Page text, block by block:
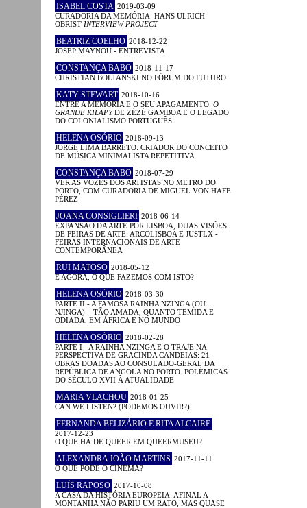
ISABEL COSTA 2019-03-09
CURADORIA DA MEMÓRIA: HANS ULRICH
OBRIST INTERVIEW PROJECT
BEATRIZ COELHO 2018-12-22
JOSEP MAYNOU - ENTREVISTA
CONSTANÇA BABO 2018-11-17
CHRISTIAN BOLTANSKI NO FÓRUM DO FUTURO
KATY STEWART 2018-10-16
ENTRE A MEMÓRIA E O SEU APAGAMENTO: O
GRANDE KILAPYDE ZÉZÉ GAMBOA E O LEGADO
DO COLONIALISMO PORTUGUÊS
HELENA OSÓRIO 2018-09-13
JORGE LIMA BARRETO: CRIADOR DO CONCEITO
DE MÚSICA MINIMALISTA REPETITIVA
CONSTANÇA BABO 2018-07-29
VER AS VOZES DOS ARTISTAS NO METRO DO
PORTO, COM CURADORIA DE MIGUEL VON HAFE
PÉREZ
JOANA CONSIGLIERI 2018-06-14
EXPANSÃO DA ARTE POR LISBOA, DUAS VISÕES
DE FEIRAS DE ARTE: ARCOLISBOA E JUSTLX -
FEIRAS INTERNACIONAIS DE ARTE
CONTEMPORÂNEA
RUI MATOSO 2018-05-12
E AGORA, O QUE FAZEMOS COM ISTO?
HELENA OSÓRIO 2018-03-30
PARTE II - A FAMOSA RAINHA NZINGA (OU
NJINGA) – TÃO AMADA, QUANTO TEMIDA E
ODIADA, EM ÁFRICA E NO MUNDO
HELENA OSÓRIO 2018-02-28
PARTE I - A RAINHA NZINGA E O TRAJE NA
PERSPECTIVA DE GRACINDA CANDEIAS: 21
OBRAS DOADAS AO CONSULADO-GERAL DA
REPÚBLICA DE ANGOLA NO PORTO. POLÉMICAS
DO SÉCULO XVII À ATUALIDADE
MARIA VLACHOU 2018-01-25
CAN WE LISTEN? (PODEMOS OUVIR?)
FERNANDA BELIZÁRIO E RITA ALCAIRE
2017-12-23
O QUE HÁ DE QUEER EM QUEERMUSEU?
ALEXANDRA JOÃO MARTINS 2017-11-11
O QUE PODE O CINEMA?
LUÍS RAPOSO 2017-10-08
A CASA DA HISTÓRIA EUROPEIA: AFINAL A
MONTANHA NÃO PARIU UM RATO, MAS QUASE